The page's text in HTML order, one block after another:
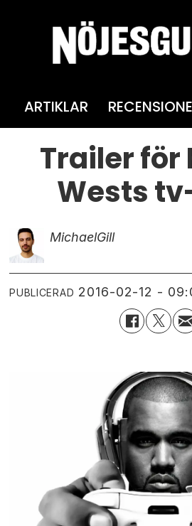
ARTIKLAR
Trailer för
Wests
MichaelGill
PUBLICERAD 2016-02-12 -